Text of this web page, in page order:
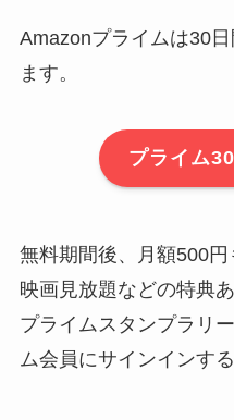
Amazonプライムは30
ます。
プライム
無料期間後、月額500
映画見放題などの特典
プライムスタンプラリ
ム会員にサインインす